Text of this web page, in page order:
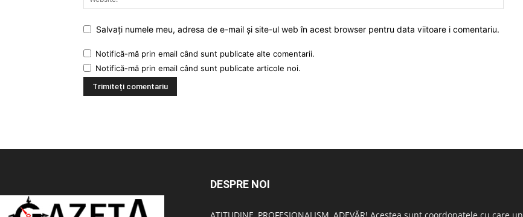
Salvați numele meu, adresa de e-mail și site-ul web în acest browser pentru data viitoare i comentariu.
Notifică-mă prin email când sunt publicate alte comentarii.
Notifică-mă prin email când sunt publicate articole noi.
DESPRE NOI
ATITUDINE, PROFESIONALISM, ADEVĂR! Acestea sunt coordonatele cu care un